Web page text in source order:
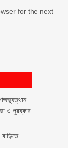
for the next
ও পুরষ্কার